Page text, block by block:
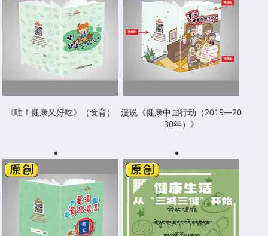
《哇！健康又好吃》（食育）
漫说《健康中国行动（2019—20
30年）》